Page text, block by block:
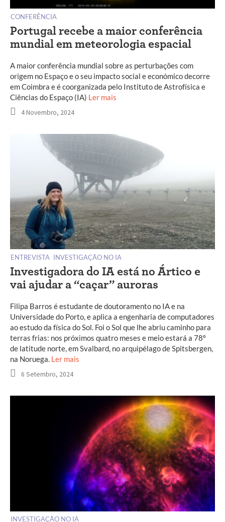
CONFERÊNCIA
Portugal recebe a maior conferência
mundial em meteorologia espacial
A maior conferência mundial sobre as perturbações com
origem no Espaço e o seu impacto social e económico decorre
em Coimbra e é coorganizada pelo Instituto de Astrofísica e
Ciências do Espaço (IA) Ler mais
4 Novembro, 2024
ENTREVISTA INVESTIGAÇÃO NO IA
Investigadora do IA está no Ártico e
vai ajudar a “caçar” auroras
Filipa Barros é estudante de doutoramento no IA e na
Universidade do Porto, e aplica a engenharia de computadores
ao estudo da física do Sol. Foi o Sol que lhe abriu caminho para
terras frias: nos próximos quatro meses e meio estará a 78º
de latitude norte, em Svalbard, no arquipélago de Spitsbergen,
na Noruega. Ler mais
6 Setembro, 2024
INVESTIGAÇÃO NO IA